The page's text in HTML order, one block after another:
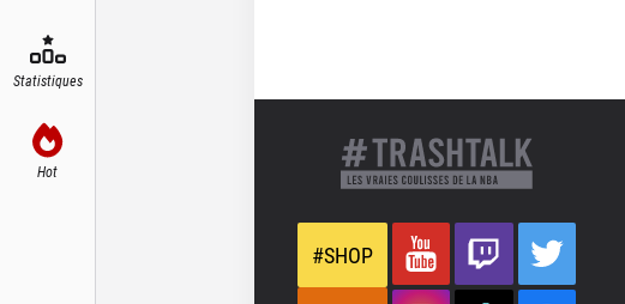
Statistiques
Hot
#SHOP